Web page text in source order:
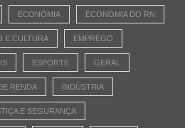
ECONOMIA ECONOMIA DO RN
E CULTURA EMPREGO
ESPORTE GERAL
RENDA INDÚSTRIA
E SEGURANÇA